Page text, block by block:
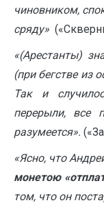
чиновником,
сряду»
«(Арестанты)
(при бегстве из
Так и
перерыли, все
разумеется».
«Ясно, что
монетою
том, что он